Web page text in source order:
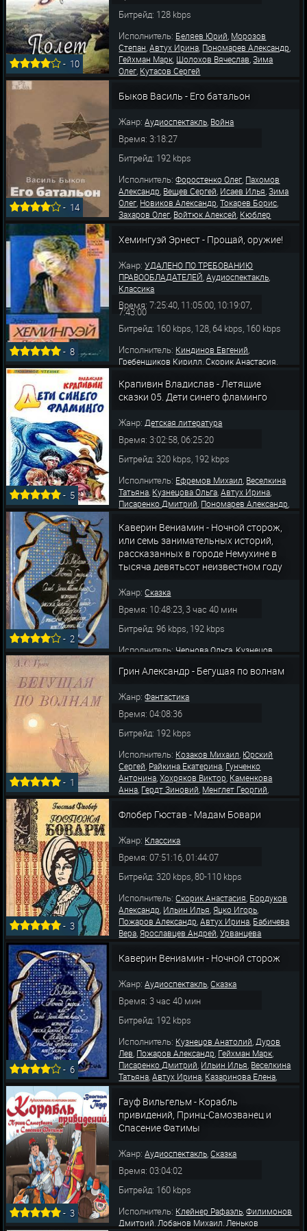
- 10
Битрейд: 128 kbps
Исполнитель: Беляев Юрий, Морозов
Степан,Автух Ирина, Пономарев Александр,
Гейхман Марк, Шолохов Вячеслав,Зима
Олег, Кутасов Сергей
- 14
Быков Василь - Его батальон
Жанр:Аудиоспектакль, Война
Время: 3:18:27
Битрейд: 192 kbps
Исполнитель:Форостенко Олег, Пахомов
Александр, Вещев Сергей, Исаев Илья,Зима
Олег, Новиков Александр,Токарев Борис,
Захаров Олег, Войтюк Алексей, Кюблер
Денис,Шкловский Михаил,Щебланов
-8
Хемингуэй Эрнест - Прощай, оружие!
Жанр:УДАЛЕНО ПО ТРЕБОВАНИЮ
ПРАВООБЛАДАТЕЛЕЙ,Аудиоспектакль,
Классика
Время: 7:25:40, 11:05:00, 10:19:07,
7:43:00
Битрейд: 160 kbps, 128, 64 kbps, 160 kbps
Исполнитель: Киндинов Евгений,
Гребенщиков Кирилл,Скорик Анастасия,
Сергей,Бобров Александр,Ташков Андрей
Карасик Константин,Джабраилова Мадлен
Пахомов Александр,Форостенко Олег
- 5
Крапивин Владислав - Летящие
сказки 05. Дети синего фламинго
Жанр: Детская литература
Время: 3:02:58, 06:25:20
Битрейд: 320 kbps, 192 kbps
Исполнитель: Ефремов Михаил Веселкина
Татьяна Кузнецова Ольга ,Автух Ирина
Писаренко Дмитрий Пономарев Александр
Василиса, Красильников Данила ,Детское
радио
-2
Каверин Вениамин - Ночной сторож,
или семь занимательных историй,
рассказанных в городе Немухине в
тысяча девятьсот неизвестном году
Жанр:Сказка
Время: 10:48:23, 3 час 40 мин
Битрейд: 96 kbps, 192 kbps
Исполнитель: Чернова Ольга Кузнецов
Гейхман Марк,Писаренко Дмитрий,Ильин
Казаринова Елена
Кузнецова Ольга
- 1
Грин Александр - Бегущая по волнам
Жанр:Фантастика
Время: 04:08:36
Битрейд: 192 kbps
Исполнитель: Козаков Михаил, Юрский
Сергей, Райкина Екатерина, Гунченко
Антонина,Хохряков Виктор, Каменкова
Анна, Гердт Зиновий, Менглет Георгий,
Борис,Сафонов В., Погоржельский Михаил
-3
Флобер Гюстав - Мадам Бовари
Жанр: Классика
Время: 07:51:16, 01:44:07
Битрейд: 320 kbps, 80-110 kbps
Исполнитель:Скорик Анастасия, Бордуков
Александр, Ильин Илья,Яцко Игорь,
Пожаров Александр,Автух Ирина, Бабичева
Вера,Ярославцев Андрей,Урванцева
Весёлкина Настя,Вигилянский Иван,
-6
Каверин Вениамин - Ночной сторож
Жанр:Аудиоспектакль,Сказка
Время: 3 час 40 мин
Битрейд: 192 kbps
Исполнитель: Кузнецов Анатолий,Дуров
Лев, Пожаров Александр, Гейхман Марк,
Писаренко Дмитрий, Ильин Илья, Веселкина
Татьяна,Автух Ирина, Казаринова Елена,
Шорохова Ольга
-3
Гауф Вильгельм - Корабль
привидений, Принц-Самозванец и
Спасение Фатимы
Жанр:Аудиоспектакль,Сказка
Время: 03:04:02
Битрейд: 160 kbps
Исполнитель: Клейнер Рафаэль,Филимонов
Дмитрий,Лобанов Михаил,Леньков